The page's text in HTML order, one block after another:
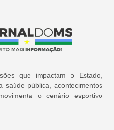
que impactam o Estado,
saúde pública, acontecimentos
o cenário esportivo